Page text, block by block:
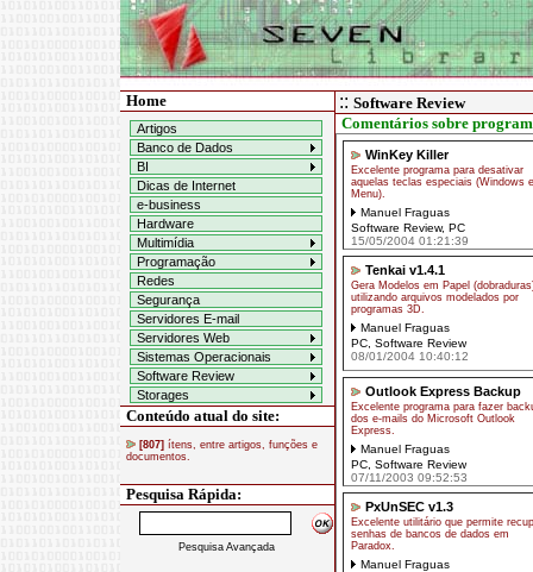
Home
Artigos
Banco de Dados
BI
Dicas de Internet
e-business
Hardware
Multimídia
Programação
Redes
Segurança
Servidores E-mail
Servidores Web
Sistemas Operacionais
Software Review
Storages
Conteúdo atual do site:
[807] ítens, entre artigos, funções e
documentos.
Pesquisa Rápida:
Pesquisa Avançada
:: Software Review
Comentários sobre
WinKey Killer
Excelente programa para desativar
aquelas teclas especiais (Windows e
Menu).
Manuel Fraguas
Software Review, PC
15/05/2004 01:21:39
Tenkai v1.4.1
Gera Modelos em Papel
utilizando arquivos modelados por
programas 3D.
Manuel Fraguas
PC, Software Review
08/01/2004 10:40:12
Outlook Express Backup
Excelente programa para fazer
dos e-mails do Microsoft Outlook
Express.
Manuel Fraguas
PC, Software Review
07/11/2003 09:52:53
PxUnSEC v1.3
Excelente utilitário que permite
senhas de bancos de dados em
Paradox.
Manuel Fraguas